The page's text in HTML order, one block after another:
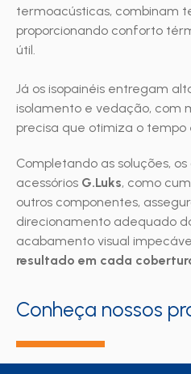
termoacústicas, combinam
proporcionando conforto
útil.
Já os isopainéis entregam
isolamento e vedação, com
precisa que otimiza o tempo
Completando as soluções,
acessórios G.Luks, como
outros componentes,
direcionamento adequado
acabamento visual
resultado em cada
Conheça nossos